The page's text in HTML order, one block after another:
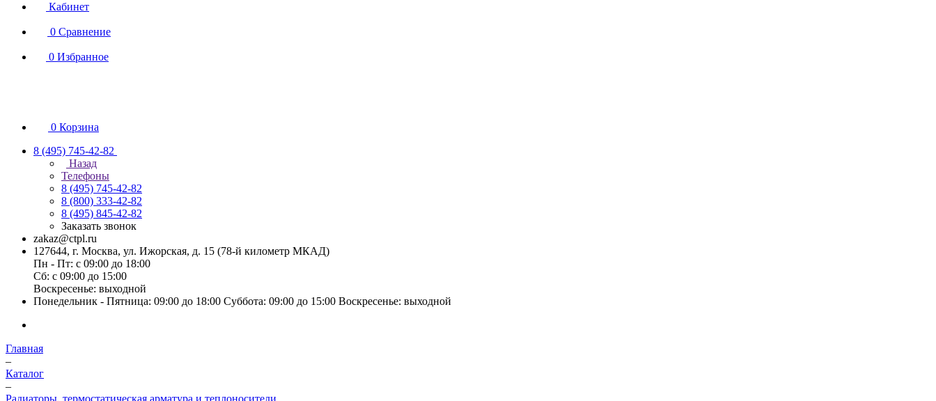
Кабинет
0 Сравнение
0 Избранное
0 Корзина
8 (495) 745-42-82
Назад
Телефоны
8 (495) 745-42-82
8 (800) 333-42-82
8 (495) 845-42-82
Заказать звонок
zakaz@ctpl.ru
127644, г. Москва, ул. Ижорская, д. 15 (78-й километр МКАД)
Пн - Пт: с 09:00 до 18:00
Сб: с 09:00 до 15:00
Воскресенье: выходной
Понедельник - Пятница: 09:00 до 18:00 Суббота: 09:00 до 15:00 Воскресенье: выходной
Главная
–
Каталог
–
Радиаторы, термостатическая арматура и теплоносители